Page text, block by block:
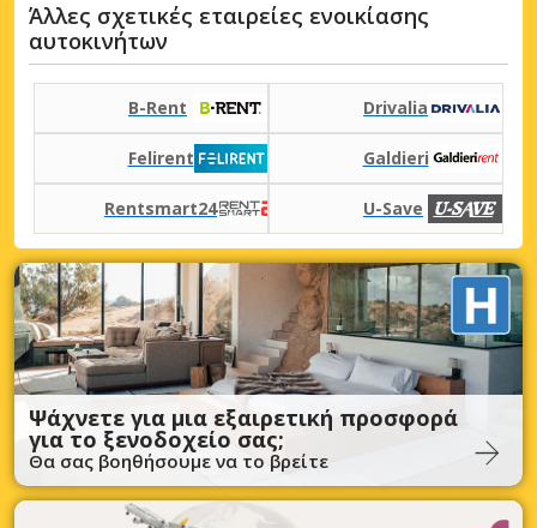
Άλλες σχετικές εταιρείες ενοικίασης
αυτοκινήτων
B-Rent Drivalia
Felirent Galdieri
Rentsmart24 U-Save
Ψάχνετε για μια εξαιρετική προσφορά
για το ξενοδοχείο σας;
Θα σας βοηθήσουμε να το βρείτε